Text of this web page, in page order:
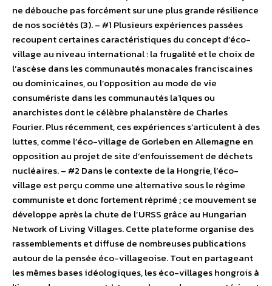
ne débouche pas forcément sur une plus grande résilience
de nos sociétés (3). – #1 Plusieurs expériences passées
recoupent certaines caractéristiques du concept d’éco-
village au niveau international : la frugalité et le choix de
l’ascèse dans les communautés monacales franciscaines
ou dominicaines, ou l’opposition au mode de vie
consumériste dans les communautés laïques ou
anarchistes dont le célèbre phalanstère de Charles
Fourier. Plus récemment, ces expériences s’articulent à des
luttes, comme l’éco-village de Gorleben en Allemagne en
opposition au projet de site d’enfouissement de déchets
nucléaires. – #2 Dans le contexte de la Hongrie, l’éco-
village est perçu comme une alternative sous le régime
communiste et donc fortement réprimé ; ce mouvement se
développe après la chute de l’URSS grâce au Hungarian
Network of Living Villages. Cette plateforme organise des
rassemblements et diffuse de nombreuses publications
autour de la pensée éco-villageoise. Tout en partageant
les mêmes bases idéologiques, les éco-villages hongrois à